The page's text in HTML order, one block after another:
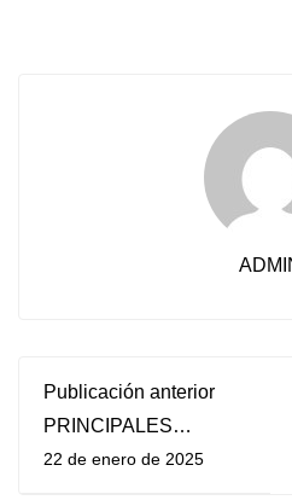
Publicación anterior
PRINCIPALES
DESARROLLADAS
22 de enero de 2025